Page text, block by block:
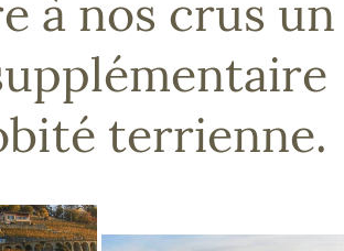
à nos crus un
terrienne.